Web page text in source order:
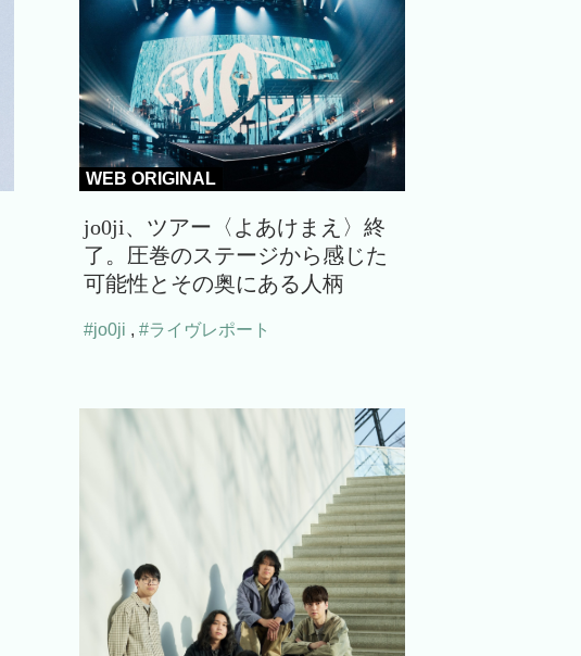
WEB ORIGINAL
jo0ji、ツアー〈よあけまえ〉終
了。圧巻のステージから感じた
可能性とその奥にある人柄
#jo0ji , #ライヴレポート